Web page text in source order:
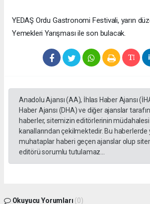
YEDAŞ Ordu Gastronomi Festivali, yarın
Yemekleri Yarışması ile son bulacak.
Anadolu Ajansı (AA), İhlas Haber Ajansı
Haber Ajansı (DHA) ve diğer ajanslar
haberler, sitemizin editörlerinin
kanallarından çekilmektedir. Bu haberlerde
muhataplar haberi geçen ajanslar olup
editörü sorumlu tutulamaz...
Okuyucu Yorumları (0)